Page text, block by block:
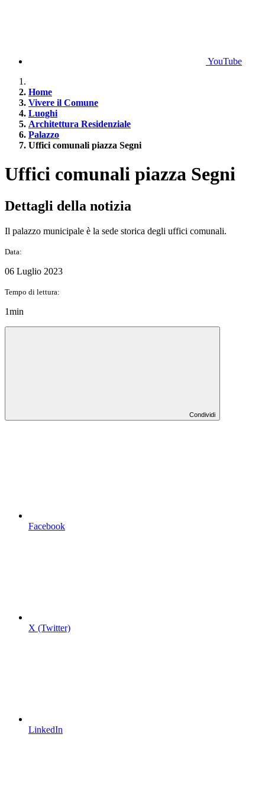
YouTube
Home
Vivere il Comune
Luoghi
Architettura Residenziale
Palazzo
Uffici comunali piazza Segni
Uffici comunali piazza Segni
Dettagli della notizia
Il palazzo municipale è la sede storica degli uffici comunali.
Data:
06 Luglio 2023
Tempo di lettura:
1min
Condividi
Facebook
X (Twitter)
LinkedIn